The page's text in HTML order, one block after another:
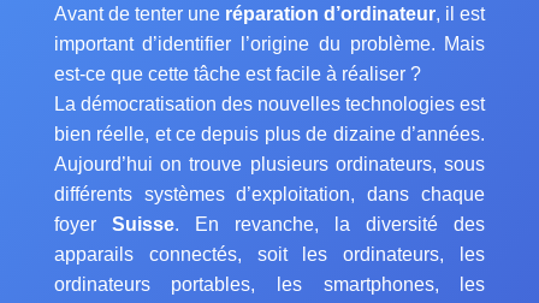
Avant de tenter une réparation d’ordinateur, il est
important d’identifier l’origine du problème. Mais
est-ce que cette tâche est facile à réaliser ?
La démocratisation des nouvelles technologies est
bien réelle, et ce depuis plus de dizaine d’années.
Aujourd’hui on trouve plusieurs ordinateurs, sous
différents systèmes d’exploitation, dans chaque
foyer Suisse. En revanche, la diversité des
apparails connectés, soit les ordinateurs, les
ordinateurs portables, les smartphones, les